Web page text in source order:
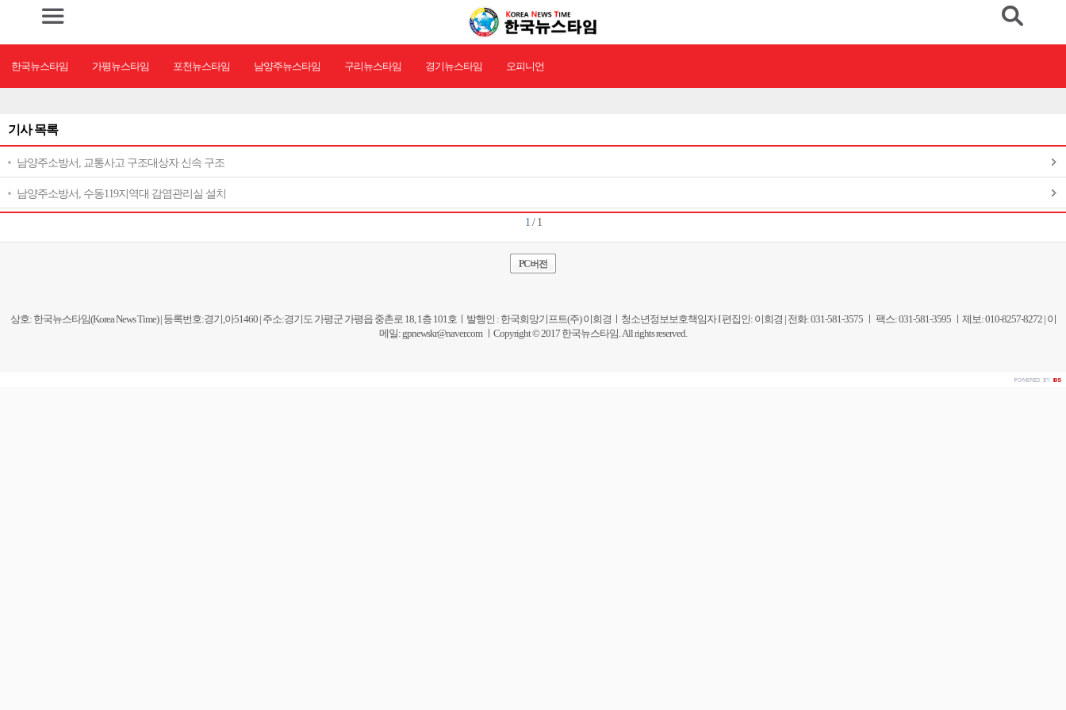
한국뉴스타임 가평뉴스타임 포천뉴스타임 남양주뉴스타임 구리뉴스타임 경기뉴스타임 오피니언
기사 목록
남양주소방서, 교통사고 구조대상자 신속 구조
남양주소방서, 수동119지역대 감염관리실 설치
1/ 1
PC버전
상호: 한국뉴스타임(Korea News Time) | 등록번호:경기,아51460 | 주소:경기도 가평군 가평읍 중촌로 18, 1층 101호ㅣ발행인 : 한국희망기프트(주) 이희경ㅣ청소년정보보호책임자 I 편집인: 이희경 | 전화: 031-581-3575 ㅣ 팩스: 031-581-3595 ㅣ제보: 010-8257-8272 | 이
메일: gpnewskr@naver.comㅣCopyright © 2017 한국뉴스타임. All rights reserved.